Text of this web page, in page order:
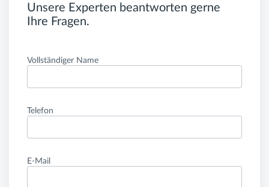
Unsere Experten beantworten gerne
Ihre Fragen.
Vollständiger Name
Telefon
E-Mail